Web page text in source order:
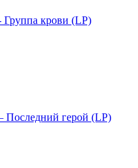
крови (LP)
Последний герой (LP)